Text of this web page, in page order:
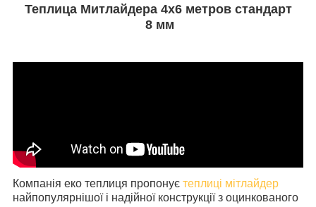
Теплица Митлайдера 4х6 метров стандарт
8 мм
Компанія еко теплиця пропонує теплиці мітлайдер
найпопулярнішої і надійної конструкції з оцинкованого